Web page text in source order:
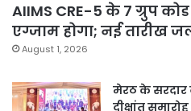
AIIMS CRE-5 के 7 ग्रुप कोड
एग्जाम होगा; नई तारीख
August 1, 2026
मेरठ के
दीक्षांत